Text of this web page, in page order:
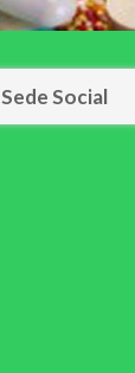
Sede Social